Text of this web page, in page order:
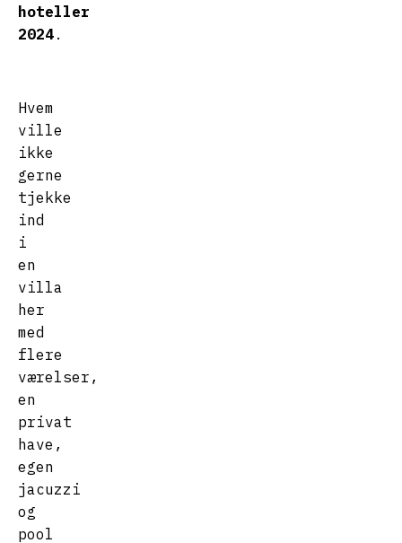
hoteller
2024 .
Hvem
ville
ikke
gerne
tjekke
ind
i
en
villa
her
med
flere
værelser,
en
privat
have,
egen
jacuzzi
og
pool